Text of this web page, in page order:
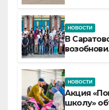
НОВОСТИ
В
НОВОСТИ
Акция
школу»